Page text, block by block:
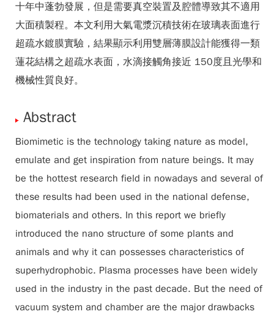
十年中蓬勃發展，但是需要真空裝置及腔體導致其不適用
大面積製程。本文利用大氣電漿沉積技術在玻璃表面進行
超疏水鍍膜實驗，結果顯示利用雙層薄膜設計能獲得一類
蓮花結構之超疏水表面，水滴接觸角接近 150度且光學和
機械性質良好。
Abstract
Biomimetic is the technology taking nature as model,
emulate and get inspiration from nature beings. It may
be the hottest research field in nowadays and several of
these results had been used in the national defense,
biomaterials and others. In this report we briefly
introduced the nano structure of some plants and
animals and why it can possesses characteristics of
superhydrophobic. Plasma processes have been widely
used in the industry in the past decade. But the need of
vacuum system and chamber are the major drawbacks